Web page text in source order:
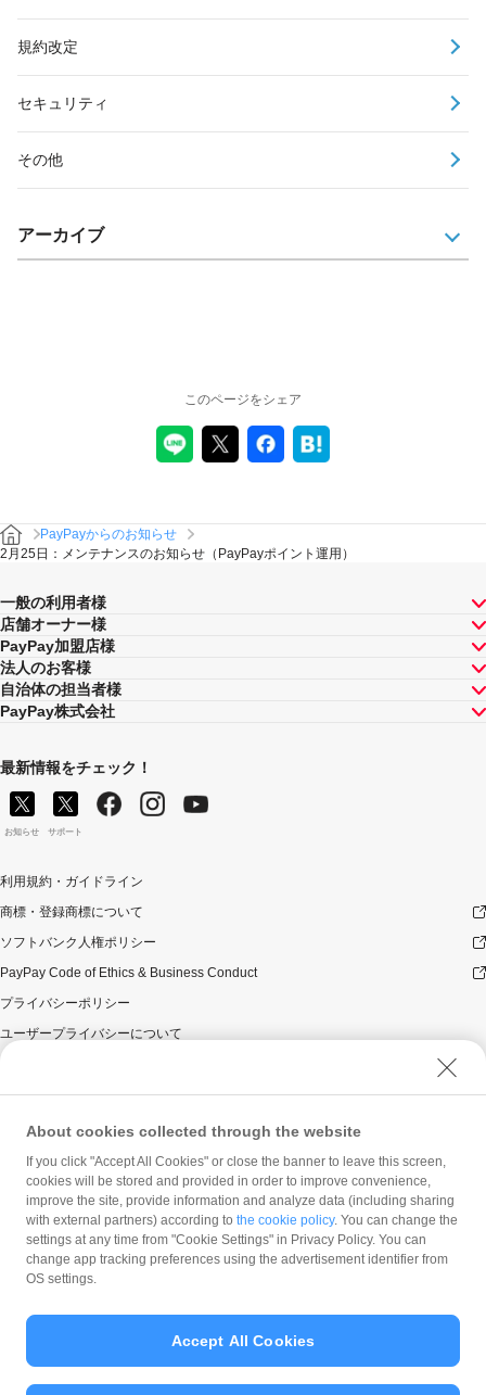
規約改定
セキュリティ
その他
アーカイブ
このページをシェア
PayPayからのお知らせ
2月25日：メンテナンスのお知らせ（PayPayポイント運用）
一般の利用者様
店舗オーナー様
PayPay加盟店様
法人のお客様
自治体の担当者様
PayPay株式会社
最新情報をチェック！
お知らせ サポート
利用規約・ガイドライン
商標・登録商標について
ソフトバンク人権ポリシー
PayPay Code of Ethics & Business Conduct
プライバシーポリシー
ユーザープライバシーについて
ウェブサイト利用規約
反社会的勢力に対する方針
勧誘方針
マネロン等基本方針
カスタマーハラスメントに関する当社の考え方
© PayPay Corporation
About cookies collected through the website
If you click "Accept All Cookies" or close the banner to leave this screen,
cookies will be stored and provided in order to improve convenience,
improve the site, provide information and analyze data (including sharing
with external partners) according to the cookie policy. You can change the
settings at any time from "Cookie Settings" in Privacy Policy. You can
change app tracking preferences using the advertisement identifier from
OS settings.
Accept All Cookies